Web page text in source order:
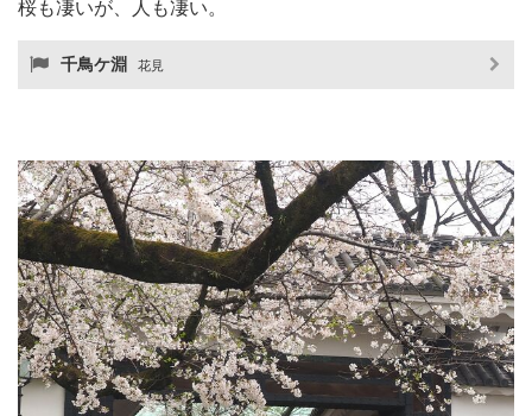
桜も凄いが、人も凄い。
千鳥ケ淵 花見